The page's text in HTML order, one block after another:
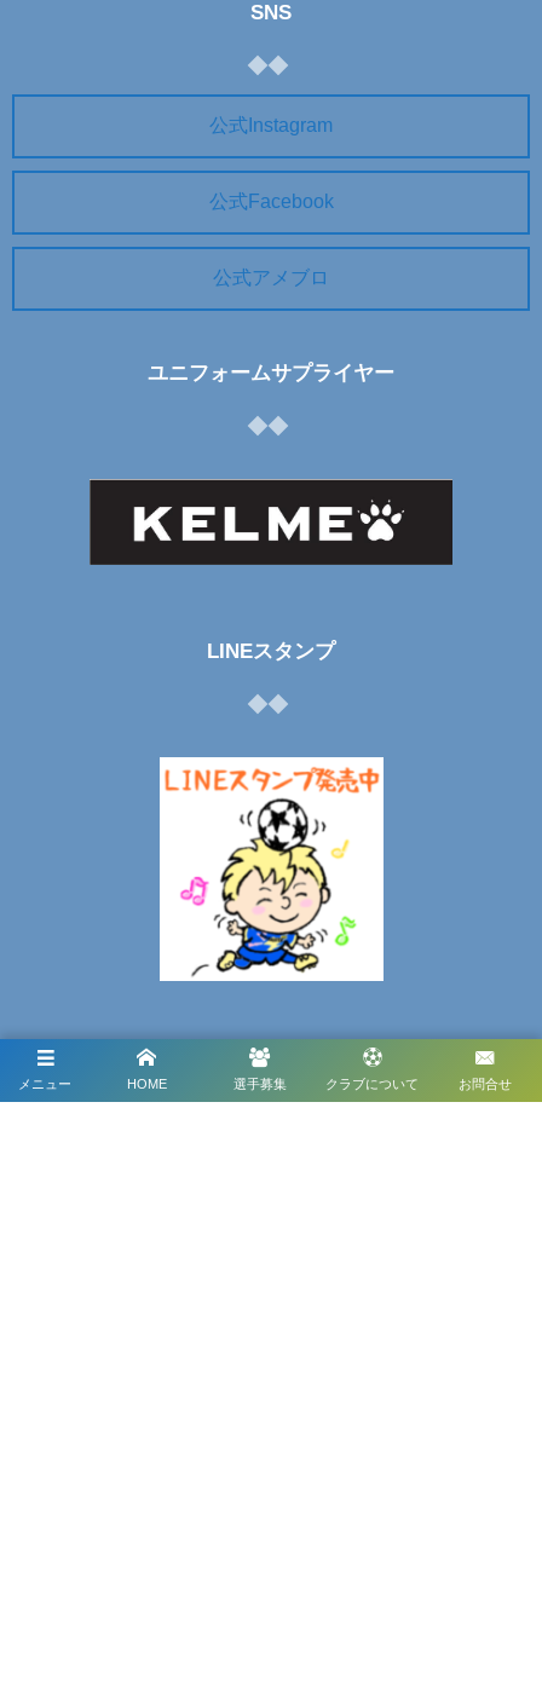
メニュー HOME 選手募集 クラブについて お問合せ
SNS
公式Instagram
公式Facebook
公式アメブロ
ユニフォームサプライヤー
LINEスタンプ
メディアパートナー